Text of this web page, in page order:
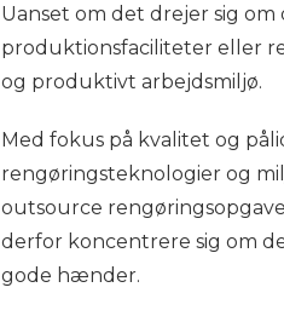
Uanset om det drejer sig
produktionsfaciliteter eller
og produktivt arbejdsmiljø.
Med fokus på kvalitet og
rengøringsteknologier og
outsource
derfor koncentrere sig om
gode hænder.